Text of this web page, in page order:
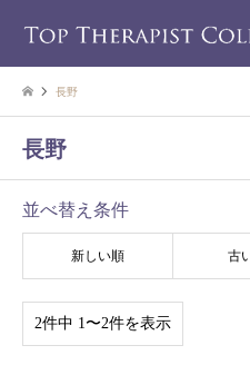
長野
長野
並べ替え条件
新しい順 古
2件中 1〜2件を表示